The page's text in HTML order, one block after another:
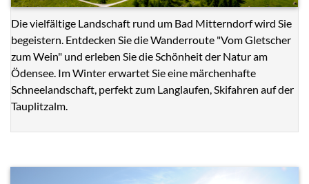
Die vielfältige Landschaft rund um Bad Mitterndorf wird Sie
begeistern. Entdecken Sie die Wanderroute "Vom Gletscher
zum Wein" und erleben Sie die Schönheit der Natur am
Ödensee. Im Winter erwartet Sie eine märchenhafte
Schneelandschaft, perfekt zum Langlaufen, Skifahren auf der
Tauplitzalm.